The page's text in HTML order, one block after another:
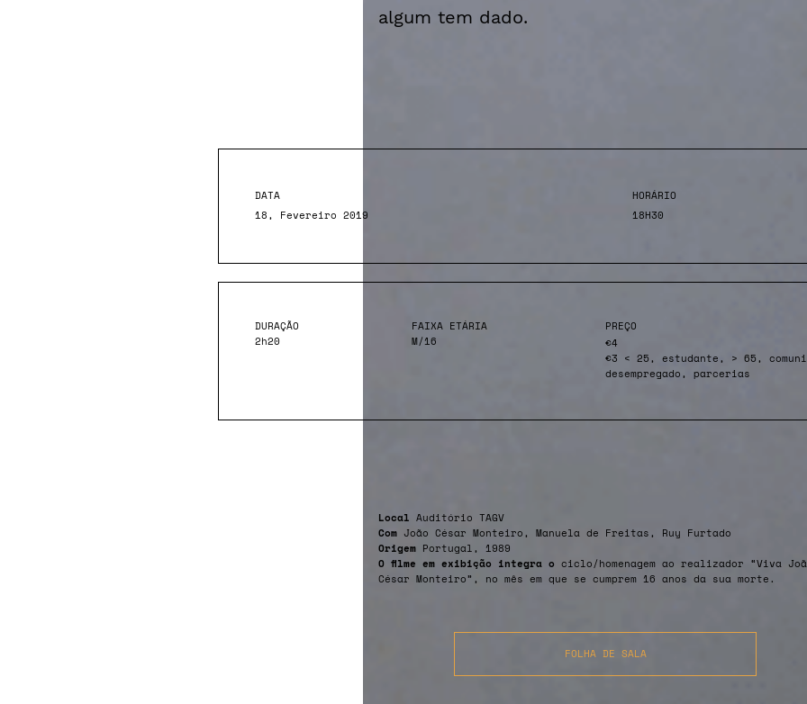
algum tem dado.
DATA
18, Fevereiro 2019
HORÁRIO
18H30
DURAÇÃO
2h20
FAIXA ETÁRIA
M/16
PREÇO
€4
€3 < 25, estudante, > 65,
desempregado, parcerias
Local Auditório TAGV
Com João César Monteiro, Manuela de Freitas, Ruy Furtado
Origem Portugal, 1989
O filme em exibição integra o ciclo/homenagem ao realizador “Viva
César Monteiro”, no mês em que se cumprem 16 anos da sua morte.
FOLHA DE SALA